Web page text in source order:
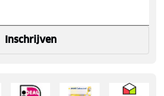
Inschrijven